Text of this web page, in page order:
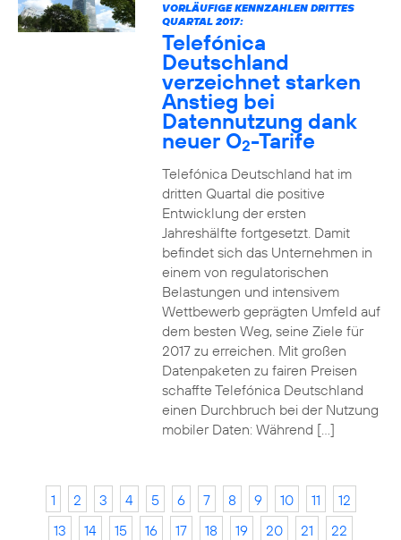
VORLÄUFIGE KENNZAHLEN DRITTES
QUARTAL 2017:
Telefónica
Deutschland
verzeichnet starken
Anstieg bei
Datennutzung dank
neuer O2-Tarife
Telefónica Deutschland hat im
dritten Quartal die positive
Entwicklung der ersten
Jahreshälfte fortgesetzt. Damit
befindet sich das Unternehmen in
einem von regulatorischen
Belastungen und intensivem
Wettbewerb geprägten Umfeld auf
dem besten Weg, seine Ziele für
2017 zu erreichen. Mit großen
Datenpaketen zu fairen Preisen
schaffte Telefónica Deutschland
einen Durchbruch bei der Nutzung
mobiler Daten: Während […]
1 2 3 4 5 6 7 8 9 10 11
12
13
14 15 16 17 18 19 20 21
22